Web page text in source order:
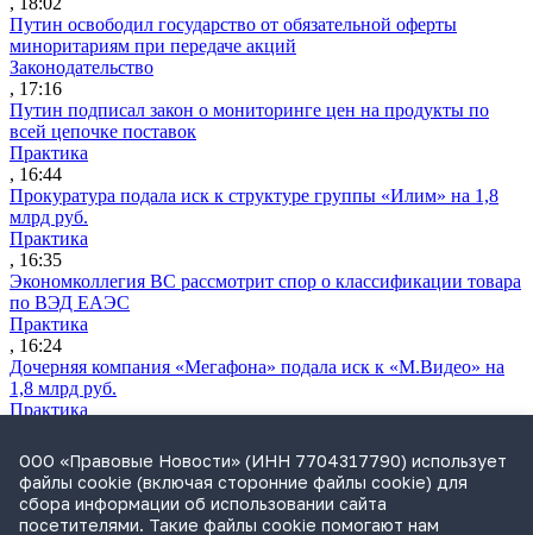
Путин освободил государство от обязательной оферты
миноритариям при передаче акций
Законодательство
, 17:16
Путин подписал закон о мониторинге цен на продукты по
всей цепочке поставок
Практика
, 16:44
Прокуратура подала иск к структуре группы «Илим» на 1,8
млрд руб.
Практика
, 16:35
Экономколлегия ВС рассмотрит спор о классификации товара
по ВЭД ЕАЭС
Практика
, 16:24
Дочерняя компания «Мегафона» подала иск к «М.Видео» на
1,8 млрд руб.
Практика
СИП проверит отмену патента на систему управления
устройствами после возражений «Яндекса»
Практика
, 15:17
ООО «Правовые Новости» (ИНН 7704317790) использует
файлы cookie (включая сторонние файлы cookie) для
сбора информации об использовании сайта
посетителями. Такие файлы cookie помогают нам